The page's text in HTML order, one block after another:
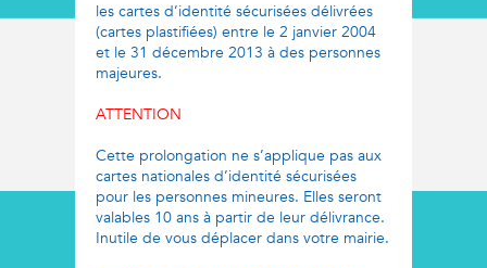
les cartes d’identité sécurisées délivrées
(cartes plastifiées) entre le 2 janvier 2004
et le 31 décembre 2013 à des personnes
majeures.
ATTENTION
Cette prolongation ne s’applique pas aux
cartes nationales d’identité sécurisées
pour les personnes mineures. Elles seront
valables 10 ans à partir de leur délivrance.
Inutile de vous déplacer dans votre mairie.